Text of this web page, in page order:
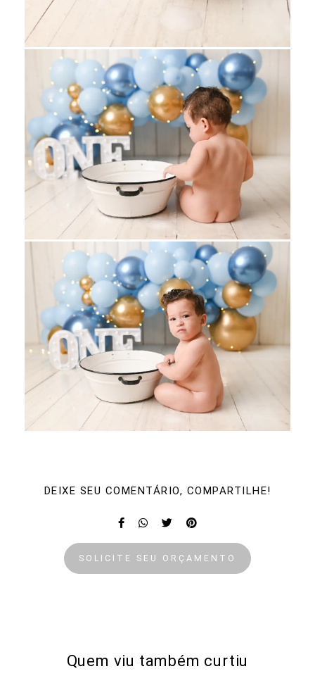
DEIXE SEU COMENTÁRIO, COMPARTILHE!
SOLICITE SEU ORÇAMENTO
Quem viu também curtiu